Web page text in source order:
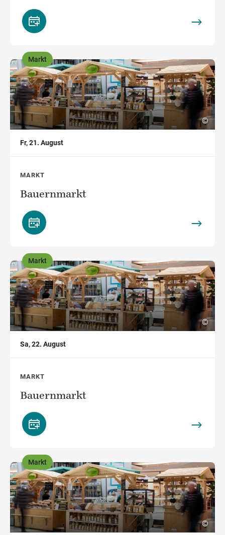
,
©
Markt
Fr, 21. August
MARKT
Bauernmarkt
,
©
Markt
Sa, 22. August
MARKT
Bauernmarkt
,
©
Markt